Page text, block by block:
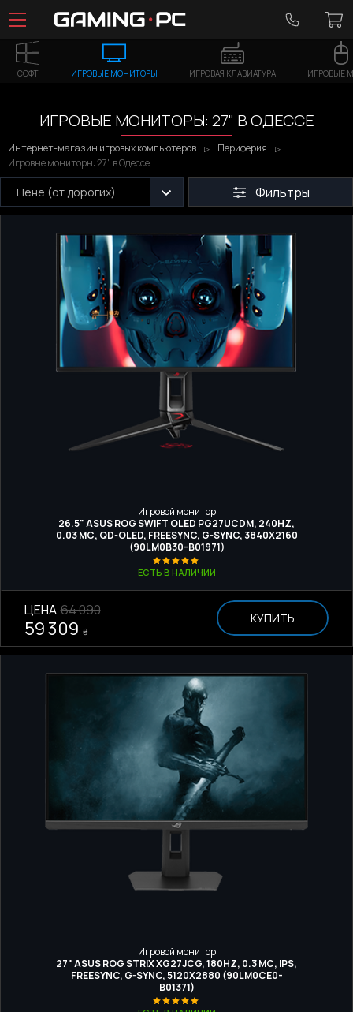
СОФТ ИГРОВЫЕ МОНИТОРЫ ИГРОВАЯ КЛАВИАТУРА ИГРОВЫЕ
ИГРОВЫЕ МОНИТОРЫ: 27" В ОДЕССЕ
Интернет-магазин игровых компьютеров
Периферия
Игровые мониторы: 27" в Одессе
Цене (от дорогих) Фильтры
Игровой монитор
26.5" ASUS ROG SWIFT OLED PG27UCDM, 240HZ,
0.03 МС, QD-OLED, FREESYNC, G-SYNC, 3840X2160
(90LM0B30-B01971)
ЕСТЬ В НАЛИЧИИ
ЦЕНА 64 090
59 309 ₴
КУПИТЬ
Игровой монитор
27" ASUS ROG STRIX XG27JCG, 180HZ, 0.3 МС, IPS,
FREESYNC, G-SYNC, 5120Х2880 (90LM0CE0-
B01371)